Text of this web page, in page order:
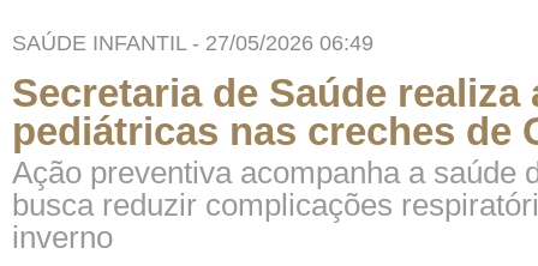
SAÚDE INFANTIL - 27/05/2026 06:49
Secretaria de Saúde realiza
pediátricas nas creches de
Ação preventiva acompanha a saúde
busca reduzir complicações
inverno